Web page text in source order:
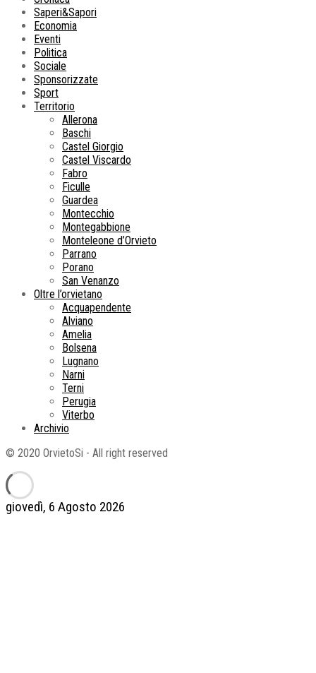
giovedì, 6 Agosto 2026
Saperi&Sapori
Economia
Eventi
Politica
Sociale
Sponsorizzate
Sport
Territorio
Allerona
Baschi
Castel Giorgio
Castel Viscardo
Fabro
Ficulle
Guardea
Montecchio
Montegabbione
Monteleone d’Orvieto
Parrano
Porano
San Venanzo
Oltre l’orvietano
Acquapendente
Alviano
Amelia
Bolsena
Lugnano
Narni
Terni
Perugia
Viterbo
Archivio
© 2020 OrvietoSi - All right reserved